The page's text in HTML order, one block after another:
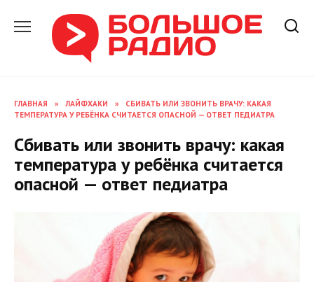
содержанию
ГЛАВНАЯ » ЛАЙФХАКИ »
СБИВАТЬ ИЛИ ЗВОНИТЬ ВРАЧУ: КАКАЯ
ТЕМПЕРАТУРА У РЕБЁНКА СЧИТАЕТСЯ ОПАСНОЙ — ОТВЕТ ПЕДИАТРА
Сбивать или звонить врачу: какая
температура у ребёнка считается
опасной — ответ педиатра